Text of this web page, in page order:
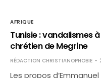
AFRIQUE
Tunisie : vandalismes
chrétien de Megrine
RÉDACTION CHRISTIANOPHOBIE
Les propos